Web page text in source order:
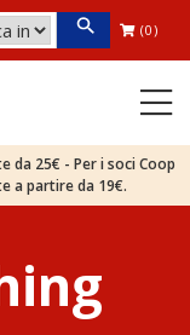
(0)
da 25€ - Per i soci Coop
a partire da 19€.